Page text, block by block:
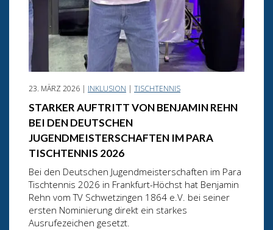
23. MÄRZ 2026 | INKLUSION | TISCHTENNIS
STARKER AUFTRITT VON BENJAMIN REHN
BEI DEN DEUTSCHEN
JUGENDMEISTERSCHAFTEN IM PARA
TISCHTENNIS 2026
Bei den Deutschen Jugendmeisterschaften im Para
Tischtennis 2026 in Frankfurt-Höchst hat Benjamin
Rehn vom TV Schwetzingen 1864 e.V. bei seiner
ersten Nominierung direkt ein starkes
Ausrufezeichen gesetzt.